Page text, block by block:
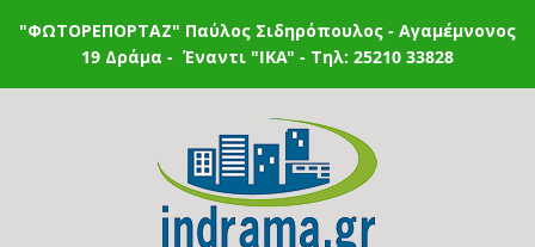
"ΦΩΤΟΡΕΠΟΡΤΑΖ" Παύλος Σιδηρόπουλος - Αγαμέμνονος
19 Δράμα - Έναντι "IKA" - Τηλ: 25210 33828